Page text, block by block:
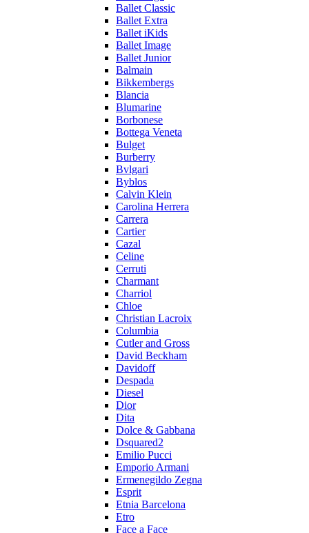
Ballet Classic
Ballet Extra
Ballet iKids
Ballet Image
Ballet Junior
Balmain
Bikkembergs
Blancia
Blumarine
Borbonese
Bottega Veneta
Bulget
Burberry
Bvlgari
Byblos
Calvin Klein
Carolina Herrera
Carrera
Cartier
Cazal
Celine
Cerruti
Charmant
Charriol
Chloe
Christian Lacroix
Columbia
Cutler and Gross
David Beckham
Davidoff
Despada
Diesel
Dior
Dita
Dolce & Gabbana
Dsquared2
Emilio Pucci
Emporio Armani
Ermenegildo Zegna
Esprit
Etnia Barcelona
Etro
Face a Face